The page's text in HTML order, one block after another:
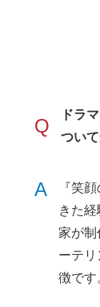
Q
ドラ
つい
A
『笑
きた
家が制
ーテ
徴です